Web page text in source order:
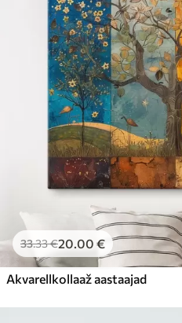
33.33€20.00 €
Akvarellkollaaž aastaajad